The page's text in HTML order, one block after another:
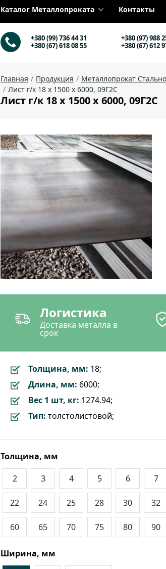
Каталог Металлопроката Контакты
+380 (99) 736 44 31
+380 (97) 988
+380 (67) 618 08 55
+380 (67) 612
Главная Продукция Металлопрокат
Лист г/к 18 х 1500 х 6000, 09Г2С
Лист г/к 18 х 1500 х 6000, 09Г2С
Логистика
Доставка металла в
срок
Толщина, мм: 18;
Длина, мм: 6000;
Вес 1 шт, кг: 1274.94;
Тип: толстолистовой;
Толщина, мм
2
3 4 5 6 7
22 24 25 28 30 32
60 65 70 75 80 90
Ширина, мм